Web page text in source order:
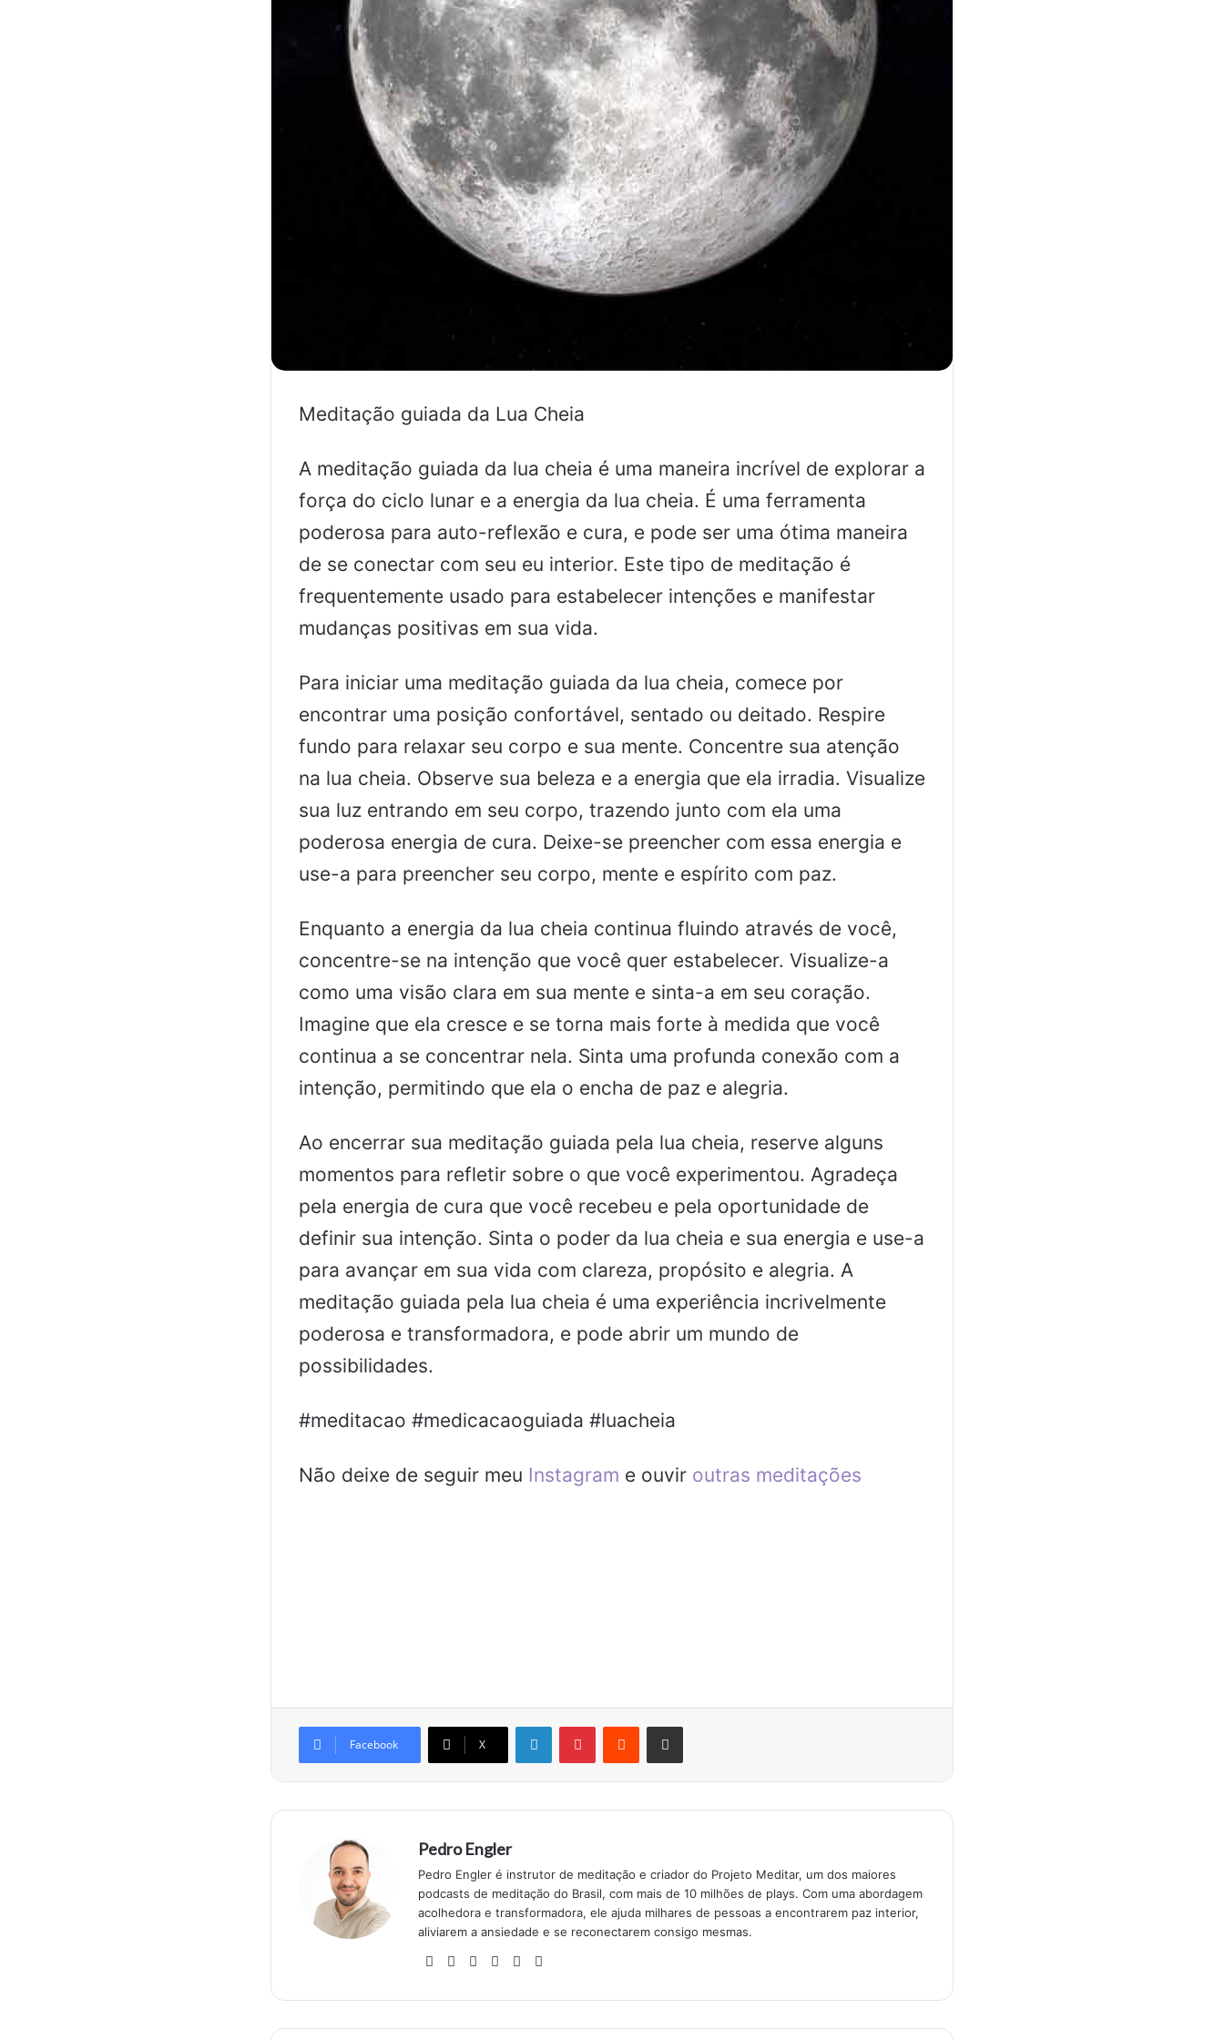
Meditação guiada da Lua Cheia
A meditação guiada da lua cheia é uma maneira incrível de explorar a
força do ciclo lunar e a energia da lua cheia. É uma ferramenta
poderosa para auto-reflexão e cura, e pode ser uma ótima maneira
de se conectar com seu eu interior. Este tipo de meditação é
frequentemente usado para estabelecer intenções e manifestar
mudanças positivas em sua vida.
Para iniciar uma meditação guiada da lua cheia, comece por
encontrar uma posição confortável, sentado ou deitado. Respire
fundo para relaxar seu corpo e sua mente. Concentre sua atenção
na lua cheia. Observe sua beleza e a energia que ela irradia. Visualize
sua luz entrando em seu corpo, trazendo junto com ela uma
poderosa energia de cura. Deixe-se preencher com essa energia e
use-a para preencher seu corpo, mente e espírito com paz.
Enquanto a energia da lua cheia continua fluindo através de você,
concentre-se na intenção que você quer estabelecer. Visualize-a
como uma visão clara em sua mente e sinta-a em seu coração.
Imagine que ela cresce e se torna mais forte à medida que você
continua a se concentrar nela. Sinta uma profunda conexão com a
intenção, permitindo que ela o encha de paz e alegria.
Ao encerrar sua meditação guiada pela lua cheia, reserve alguns
momentos para refletir sobre o que você experimentou. Agradeça
pela energia de cura que você recebeu e pela oportunidade de
definir sua intenção. Sinta o poder da lua cheia e sua energia e use-a
para avançar em sua vida com clareza, propósito e alegria. A
meditação guiada pela lua cheia é uma experiência incrivelmente
poderosa e transformadora, e pode abrir um mundo de
possibilidades.
#meditacao #medicacaoguiada #luacheia
Não deixe de seguir meu Instagram e ouvir outras meditações
Facebook X
LinkedinPinterestReddit Compartilhe por email
Pedro Engler
Pedro Engler é instrutor de meditação e criador do Projeto Meditar, um dos maiores
podcasts de meditação do Brasil, com mais de 10 milhões de plays. Com uma abordagem
acolhedora e transformadora, ele ajuda milhares de pessoas a encontrarem paz interior,
aliviarem a ansiedade e se reconectarem consigo mesmas.
WebsiteFacebook
YouTube
InstagramSoundCloud